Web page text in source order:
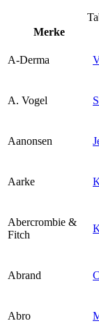
Praktisk
Ledige
Finn frem
Merke
A-Derma
A. Vogel
Aanonsen
Aarke
Abercrombie &
Fitch
Abrand
Abro